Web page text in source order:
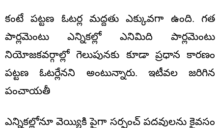
కంటే పట్టణ ఓటర్ల మద్దతు ఎక్కువగా ఉంది. గత
పార్లమెంటు ఎన్నికల్లో ఎనిమిది పార్లమెంటు
నియోజకవర్గాల్లో గెలుపునకు కూడా ప్రధాన కారణం
పట్టణ ఓటర్లేనని అంటున్నారు. ఇటీవల జరిగిన
పంచాయతీ
ఎన్నికల్లోనూ వెయ్యికి పైగా సర్పంచ్ పదవులను కైవసం